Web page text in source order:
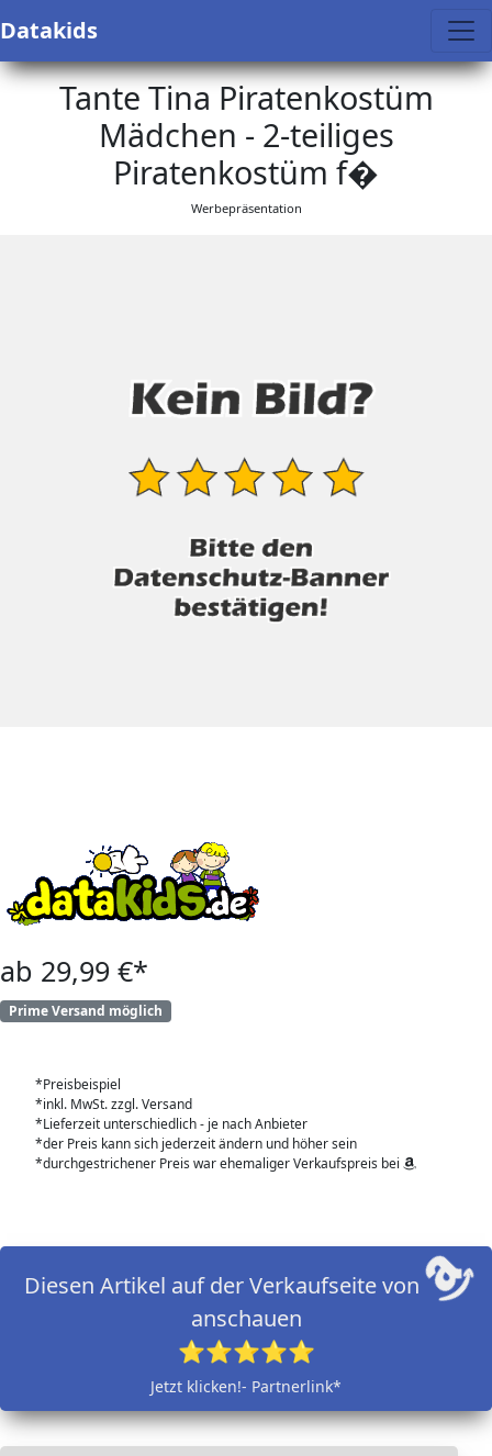
Datakids
Tante Tina Piratenkostüm
Mädchen - 2-teiliges
Piratenkostüm f�
Werbepräsentation
ab 29,99 €*
Prime Versand möglich
*Preisbeispiel
*inkl. MwSt. zzgl. Versand
*Lieferzeit unterschiedlich - je nach Anbieter
*der Preis kann sich jederzeit ändern und höher sein
*durchgestrichener Preis war ehemaliger Verkaufspreis bei
Diesen Artikel auf der Verkaufseite von
anschauen
⭐⭐⭐⭐⭐
Jetzt klicken!- Partnerlink*